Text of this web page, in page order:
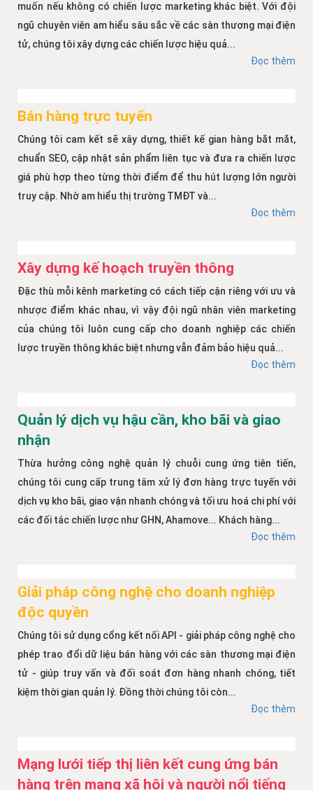
muốn nếu không có chiến lược marketing khác biệt. Với đội
ngũ chuyên viên am hiểu sâu sắc về các sàn thương mại điện
tử, chúng tôi xây dựng các chiến lược hiệu quả...
Đọc thêm
Bán hàng trực tuyến
Chúng tôi cam kết sẽ xây dựng, thiết kế gian hàng bắt mắt,
chuẩn SEO, cập nhật sản phẩm liên tục và đưa ra chiến lược
giá phù hợp theo từng thời điểm để thu hút lượng lớn người
truy cập. Nhờ am hiểu thị trường TMĐT và...
Đọc thêm
Xây dựng kế hoạch truyền thông
Đặc thù mỗi kênh marketing có cách tiếp cận riêng với ưu và
nhược điểm khác nhau, vì vậy đội ngũ nhân viên marketing
của chúng tôi luôn cung cấp cho doanh nghiệp các chiến
lược truyền thông khác biệt nhưng vẫn đảm bảo hiệu quả...
Đọc thêm
Quản lý dịch vụ hậu cần, kho bãi và giao
nhận
Thừa hưởng công nghệ quản lý chuỗi cung ứng tiên tiến,
chúng tôi cung cấp trung tâm xử lý đơn hàng trực tuyến với
dịch vụ kho bãi, giao vận nhanh chóng và tối ưu hoá chi phí với
các đối tác chiến lược như GHN, Ahamove... Khách hàng...
Đọc thêm
Giải pháp công nghệ cho doanh nghiệp
độc quyền
Chúng tôi sử dụng cổng kết nối API - giải pháp công nghệ cho
phép trao đổi dữ liệu bán hàng với các sàn thương mại điện
tử - giúp truy vấn và đối soát đơn hàng nhanh chóng, tiết
kiệm thời gian quản lý. Đồng thời chúng tôi còn...
Đọc thêm
Mạng lưới tiếp thị liên kết cung ứng bán
hàng trên mạng xã hội và người nổi tiếng